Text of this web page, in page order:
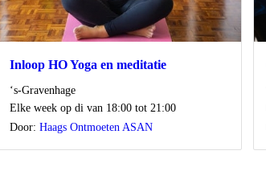
Inloop HO Yoga en meditatie
Locatie
‘s-Gravenhage
Wanneer
Elke week op di van 18:00 tot 21:00
Door: Haags Ontmoeten ASAN